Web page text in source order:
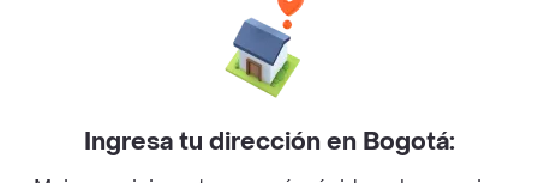
Facebook
Twitter
Instagram
Ingresa tu dirección en Bogotá: